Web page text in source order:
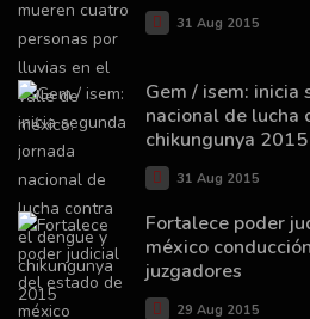
31 Aug 2015
Gem / isem: inicia
nacional de lucha
chikungunya 2015
31 Aug 2015
Fortalece poder
méxico
juzgadores
29 Aug 2015